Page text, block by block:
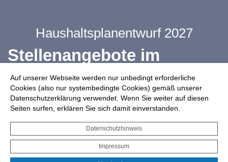
Auf unserer Webseite werden nur unbedingt erforderliche
Cookies (also nur systembedingte Cookies) gemäß unserer
Datenschutzerklärung verwendet. Wenn Sie weiter auf diesen
Seiten surfen, erklären Sie sich damit einverstanden.
Datenschutzhinweis
Impressum
Haushaltsplanentwurf 2027
Stellenangebote im
Ganztag
Infos zur Drohnennutzung
Starkregengefahrenkarte
Serviceportal für Bürger*innen